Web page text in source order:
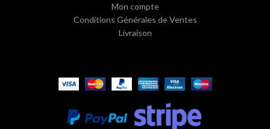
Mon compte
Conditions Générales de Ventes
Livraison